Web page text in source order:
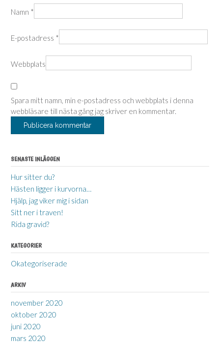
Namn *
E-postadress *
Webbplats
Spara mitt namn, min e-postadress och webbplats i denna
webbläsare till nästa gång jag skriver en kommentar.
SENASTE INLÄGGEN
Hur sitter du?
Hästen ligger i kurvorna…
Hjälp, jag viker mig i sidan
Sitt ner i traven!
Rida gravid?
KATEGORIER
Okategoriserade
ARKIV
november 2020
oktober 2020
juni 2020
mars 2020